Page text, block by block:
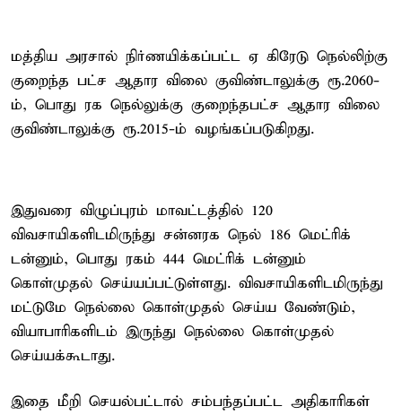
மத்திய அரசால் நிர்ணயிக்கப்பட்ட ஏ கிரேடு நெல்லிற்கு
குறைந்த பட்ச ஆதார விலை குவிண்டாலுக்கு ரூ.2060-
ம், பொது ரக நெல்லுக்கு குறைந்தபட்ச ஆதார விலை
குவிண்டாலுக்கு ரூ.2015-ம் வழங்கப்படுகிறது.
இதுவரை விழுப்புரம் மாவட்டத்தில் 120
விவசாயிகளிடமிருந்து சன்னரக நெல் 186 மெட்ரிக்
டன்னும், பொது ரகம் 444 மெட்ரிக் டன்னும்
கொள்முதல் செய்யப்பட்டுள்ளது. விவசாயிகளிடமிருந்து
மட்டுமே நெல்லை கொள்முதல் செய்ய வேண்டும்,
வியாபாரிகளிடம் இருந்து நெல்லை கொள்முதல்
செய்யக்கூடாது.
இதை மீறி செயல்பட்டால் சம்பந்தப்பட்ட அதிகாரிகள்